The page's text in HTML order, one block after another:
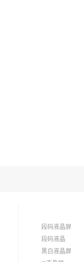
段码液晶屏
段码液晶
黑白液晶屏